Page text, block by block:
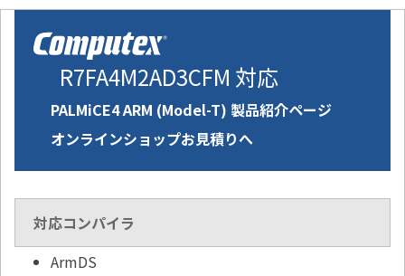
R7FA4M2AD3CFM 対応
PALMiCE4 ARM (Model-T) 製品紹介ページ
オンラインショップお見積りへ
対応コンパイラ
ArmDS